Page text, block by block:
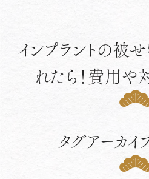
インプラントの被
れたら！費用
タグアーカ